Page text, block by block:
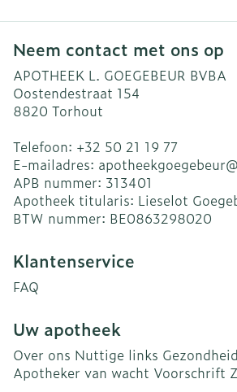
Neem contact met ons op
APOTHEEK L. GOEGEBEUR BVBA
Oostendestraat 154
8820 Torhout
Telefoon: +32 50 21 19 77
E-mailadres: apotheekgoegebeur@
APB nummer: 313401
Apotheek titularis: Lieselot
BTW nummer: BE0863298020
Klantenservice
FAQ
Uw apotheek
Over ons Nuttige links
Apotheker van wacht Voorschrift